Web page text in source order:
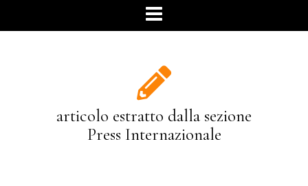
articolo estratto dalla sezione
Press Internazionale